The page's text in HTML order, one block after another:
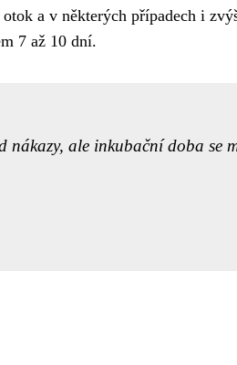
a v některých případech i
7 až 10 dní.
ale inkubační doba se